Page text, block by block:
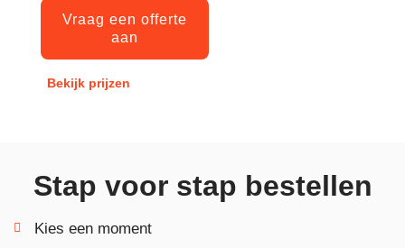
Vraag een offerte
aan
Bekijk prijzen
Stap voor stap bestellen
Kies een moment